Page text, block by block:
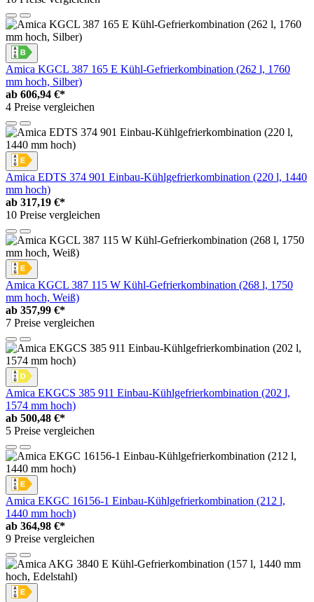
Amica KGCL 387 165 E Kühl-Gefrierkombination (262 l, 1760
mm hoch, Silber)
ab 606,94 €*
4 Preise vergleichen
Amica EDTS 374 901 Einbau-Kühlgefrierkombination (220 l, 1440
mm hoch)
ab 317,19 €*
10 Preise vergleichen
Amica KGCL 387 115 W Kühl-Gefrierkombination (268 l, 1750
mm hoch, Weiß)
ab 357,99 €*
7 Preise vergleichen
Amica EKGCS 385 911 Einbau-Kühlgefrierkombination (202 l,
1574 mm hoch)
ab 500,48 €*
5 Preise vergleichen
Amica EKGC 16156-1 Einbau-Kühlgefrierkombination (212 l,
1440 mm hoch)
ab 364,98 €*
9 Preise vergleichen